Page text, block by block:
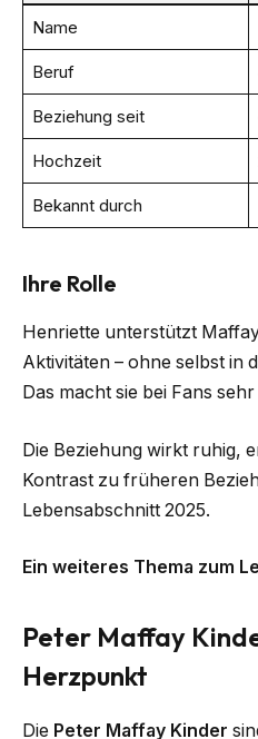
Name
Beruf
Beziehung seit
Hochzeit
Bekannt durch
Ihre Rolle
Henriette unterstützt
Aktivitäten – ohne selbst in
Das macht sie bei Fans
Die Beziehung wirkt ruhig,
Kontrast zu früheren
Lebensabschnitt 2025.
Ein weiteres Thema zum
Peter Maffay
Herzpunkt
Die Peter Maffay Kinder